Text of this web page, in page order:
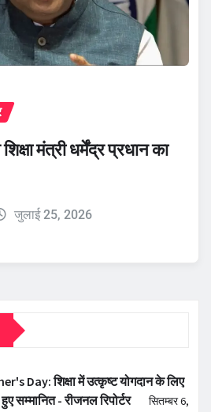
मंत्री धर्मेंद्र प्रधान का
जुलाई 25, 2026
Day: शिक्षा में उत्कृष्ट योगदान के लिए
सम्मानित - रीजनल रिपोर्टर
सितम्बर 6,